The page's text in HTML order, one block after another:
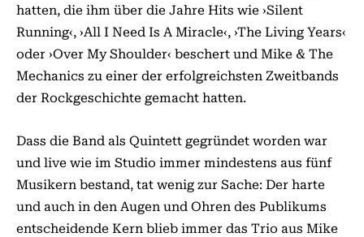
hatten, die ihm über die Jahre Hits wie ›Silent
Running‹, ›All I Need Is A Miracle‹, ›The Living Years‹
oder ›Over My Shoulder‹ beschert und Mike & The
Mechanics zu einer der erfolgreichsten Zweitbands
der Rockgeschichte gemacht hatten.
Dass die Band als Quintett gegründet worden war
und live wie im Studio immer mindestens aus fünf
Musikern bestand, tat wenig zur Sache: Der harte
und auch in den Augen und Ohren des Publikums
entscheidende Kern blieb immer das Trio aus Mike